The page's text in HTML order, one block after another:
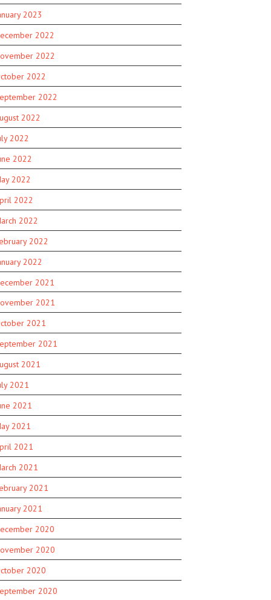
2023
2022
2022
2022
2022
2022
2022
2022
2022
2022
2022
2022
2022
2021
2021
2021
2021
2021
2021
2021
2021
2021
2021
2021
2021
2020
2020
2020
2020